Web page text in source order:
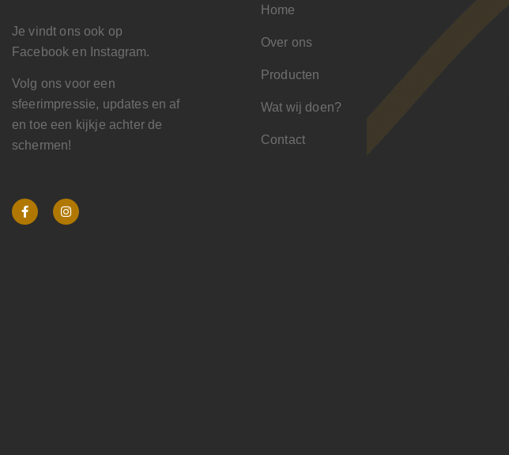
Je vindt ons ook op
Facebook en Instagram.
Volg ons voor een
sfeerimpressie, updates en af
en toe een kijkje achter de
schermen!
Home
Over ons
Producten
Wat wij doen?
Contact